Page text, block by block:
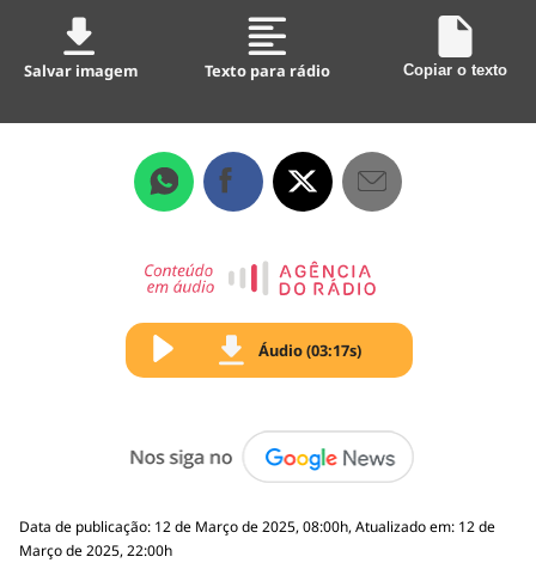
Salvar imagem Texto para rádio Copiar o texto
Áudio (03:17s)
Data de publicação: 12 de Março de 2025, 08:00h, Atualizado em: 12 de
Março de 2025, 22:00h